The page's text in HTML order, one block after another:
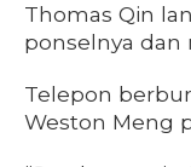
Thomas Qin
ponselnya
Telepon
Weston Meng